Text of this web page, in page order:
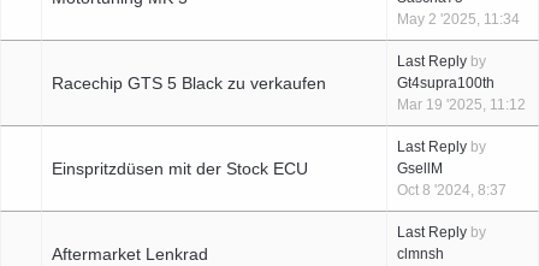
May 2 '2025, 11:34
Racechip GTS 5 Black zu verkaufen
Last Reply by
Gt4supra100th
Mar 19 '2025, 11:12
Einspritzdüsen mit der Stock ECU
Last Reply by
GsellM
Oct 8 '2024, 8:37
Aftermarket Lenkrad
Last Reply by
clmnsh